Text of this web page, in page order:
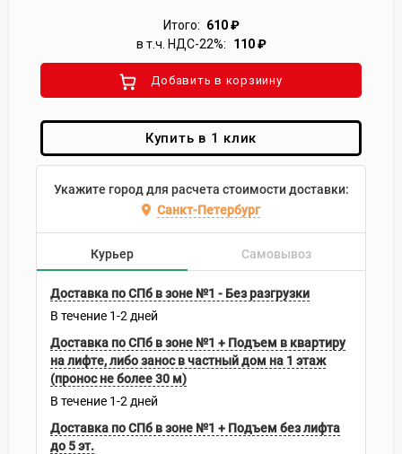
Итого: 610₽
в т.ч. НДС-22%:
110₽
Добавить в корзиину
Купить в 1 клик
Укажите город для расчета стоимости доставки:
Санкт-Петербург
Курьер Самовывоз
Доставка по СПб в зоне №1 - Без разгрузки
В течение 1-2 дней
Доставка по СПб в зоне №1 + Подъем в квартиру
на лифте, либо занос в частный дом на 1 этаж
(пронос не более 30 м)
В течение 1-2 дней
Доставка по СПб в зоне №1 + Подъем без лифта
до 5 эт.